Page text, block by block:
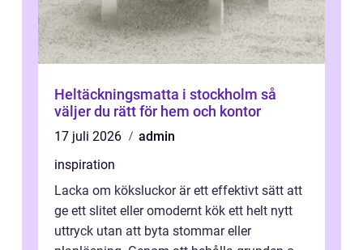
Heltäckningsmatta i stockholm så
väljer du rätt för hem och kontor
17 juli 2026
admin
inspiration
Lacka om köksluckor är ett effektivt sätt att
ge ett slitet eller omodernt kök ett helt nytt
uttryck utan att byta stommar eller